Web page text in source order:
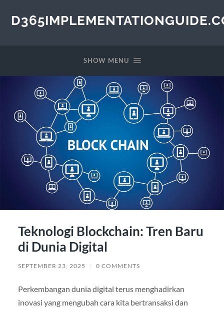
SHOW MENU
Teknologi Blockchain: Tren Baru
di Dunia Digital
SEPTEMBER 23, 2025 / 0 COMMENTS
Perkembangan dunia digital terus menghadirkan
inovasi yang mengubah cara kita bertransaksi dan